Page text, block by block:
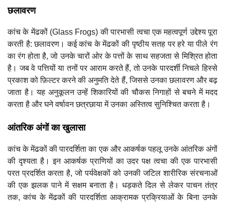
छलावरण
कांच के मेंढकों (Glass Frogs) की पारभासी त्वचा एक महत्वपूर्ण उद्देश्य पूरा
करती है: छलावरण। कई कांच के मेंढकों की पृष्ठीय सतह पर हरे या पीले रंग
का रंग होता है, जो उनके चारों ओर के पत्तों के साथ सहजता से मिश्रित होता
है। जब वे पत्तियों या तनों पर आराम करते हैं, तो उनके पारदर्शी निचले हिस्से
प्रकाश को फ़िल्टर करने की अनुमति देते हैं, जिससे उनका छलावरण और बढ़
जाता है। यह अनुकूलन उन्हें शिकारियों की चौकस निगाहों से बचने में मदद
करता है और घने वर्षावन छत्रछाया में उनका अस्तित्व सुनिश्चित करता है।
आंतरिक अंगों का खुलासा
कांच के मेंढकों की पारदर्शिता का एक और आकर्षक पहलू उनके आंतरिक अंगों
की दृश्यता है। इन आकर्षक प्राणियों का उदर पक्ष त्वचा की एक पारभासी
परत प्रदर्शित करता है, जो पर्यवेक्षकों को उनकी जटिल शारीरिक संरचनाओं
की एक झलक पाने में सक्षम बनाता है। धड़कते दिल से लेकर पाचन तंत्र
तक, कांच के मेंढकों की पारदर्शिता आक्रामक प्रक्रियाओं के बिना उनके